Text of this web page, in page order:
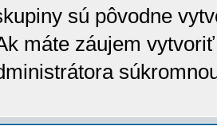
sú pôvodne
máte záujem